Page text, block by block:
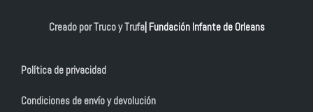
Creado por Truco y Trufa| Fundación Infante de Orleans
Política de privacidad
Condiciones de envío y devolución